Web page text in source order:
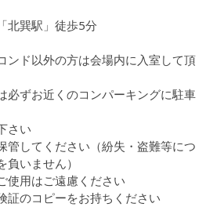
巽駅」徒歩5分
ンド以外の方は会場内に入室して頂
必ずお近くのコンパーキングに駐車
さい
管してください（紛失・盗難等につ
いません）
使用はご遠慮ください
証のコピーをお持ちください